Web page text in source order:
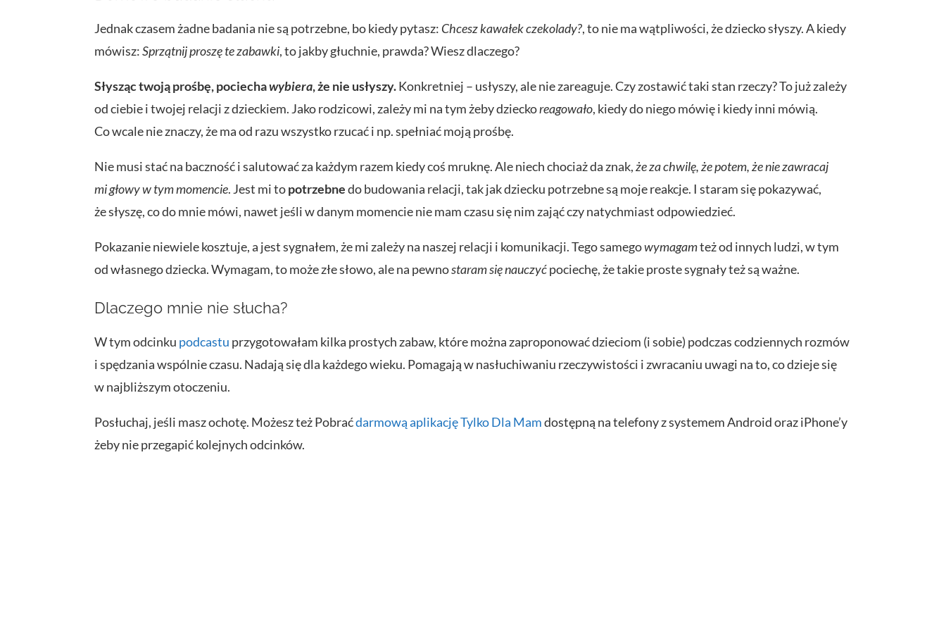
Jednak czasem żadne badania nie są potrzebne, bo kiedy pytasz: Chcesz kawałek czekolady?, to nie ma wątpliwości, że dziecko słyszy. A kiedy
mówisz:Sprzątnij proszę te zabawki, to jakby głuchnie, prawda? Wiesz dlaczego?
Słysząc twoją prośbę, pociechawybiera, że nie usłyszy.Konkretniej – usłyszy, ale nie zareaguje. Czy zostawić taki stan rzeczy? To już zależy
od ciebie i twojej relacji z dzieckiem. Jako rodzicowi, zależy mi na tym żeby dzieckoreagowało, kiedy do niego mówię i kiedy inni mówią.
Co wcale nie znaczy, że ma od razu wszystko rzucać i np. spełniać moją prośbę.
Nie musi stać na baczność i salutować za każdym razem kiedy coś mruknę. Ale niech chociaż da znak,że za chwilę, że potem, że nie zawracaj
mi głowy w tym momencie. Jest mi topotrzebnedo budowania relacji, tak jak dziecku potrzebne są moje reakcje. I staram się pokazywać,
że słyszę, co do mnie mówi, nawet jeśli w danym momencie nie mam czasu się nim zająć czy natychmiast odpowiedzieć.
Pokazanie niewiele kosztuje, a jest sygnałem, że mi zależy na naszej relacji i komunikacji. Tego samegowymagamteż od innych ludzi, w tym
od własnego dziecka. Wymagam, to może złe słowo, ale na pewnostaram się nauczyćpociechę, że takie proste sygnały też są ważne.
Dlaczego mnie nie słucha?
W tym odcinku podcastu przygotowałam kilka prostych zabaw, które można zaproponować dzieciom (i sobie) podczas codziennych rozmów
i spędzania wspólnie czasu. Nadają się dla każdego wieku. Pomagają w nasłuchiwaniu rzeczywistości i zwracaniu uwagi na to, co dzieje się
w najbliższym otoczeniu.
Posłuchaj, jeśli masz ochotę. Możesz też Pobraćdarmową aplikację Tylko Dla Mamdostępną na telefony z systemem Android oraz iPhone’y
żeby nie przegapić kolejnych odcinków.